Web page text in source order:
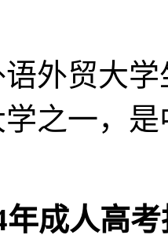
语外贸大
之一，
年成人高